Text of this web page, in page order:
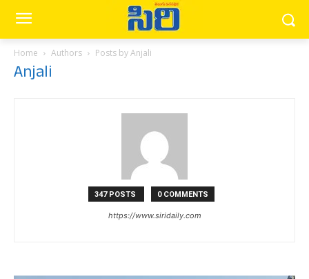
Home Authors Posts by Anjali
Anjali
347 POSTS 0 COMMENTS
https://www.siridaily.com